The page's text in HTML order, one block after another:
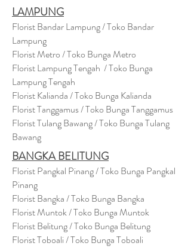
LAMPUNG
Florist Bandar Lampung / Toko Bandar
Lampung
Florist Metro / Toko Bunga Metro
Florist Lampung Tengah / Toko Bunga
Lampung Tengah
Florist Kalianda / Toko Bunga Kalianda
Florist Tanggamus / Toko Bunga Tanggamus
Florist Tulang Bawang / Toko Bunga Tulang
Bawang
BANGKA BELITUNG
Florist Pangkal Pinang / Toko Bunga Pangkal
Pinang
Florist Bangka / Toko Bunga Bangka
Florist Muntok / Toko Bunga Muntok
Florist Belitung / Toko Bunga Belitung
Florist Toboali / Toko Bunga Toboali